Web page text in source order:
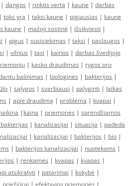
| dangos | rinktis verta | kaune | darbas
| toks yra | taksi kaune | pigiausias | kaune
kaune | mažoji sostinė | išsikviesti |
| pigus | susisiekimas | taksi | paslaugos |
| vilnius | taxi | kainos | darbas švedijoje
| kasko draudimas | rygos oro
balinimas | biologinės | bakterijos |
| sąlygos | svarbiausi | palyginti | laikas
| apie draudimą | problema | kvapai |
| kaina | priemonės | sprendžiamos
| kanalizacijai | situacija | padeda
| kanalizacijai | bakterijos | bio |
| bakterijos kanalizacijai | nuotekoms |
| renkamės | kvapas | kvapas |
atsikratyti | patarimai | kokybė |